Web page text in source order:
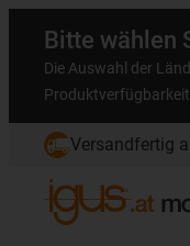
Bitte wählen
Die Auswahl der
Produktverfügbarkeit
Versandfertig